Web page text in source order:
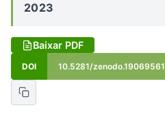
2023
Baixar PDF
DOI 10.5281/zenodo.19069561